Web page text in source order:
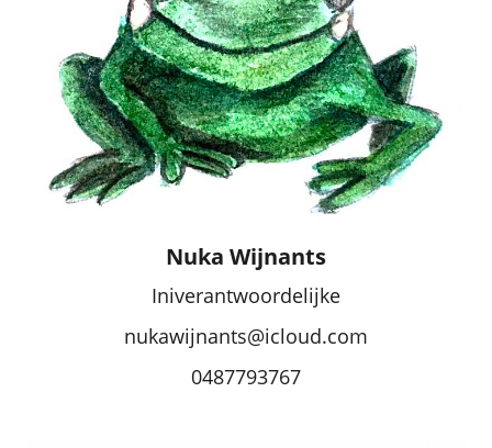
Nuka Wijnants
Iniverantwoordelijke
nukawijnants@icloud.com
0487793767